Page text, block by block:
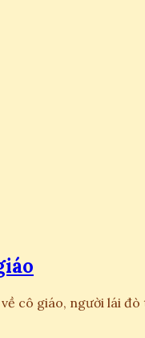
cô giáo, người lái